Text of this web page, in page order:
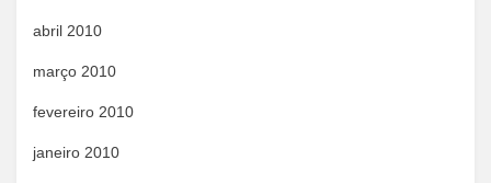
abril 2010
março 2010
fevereiro 2010
janeiro 2010